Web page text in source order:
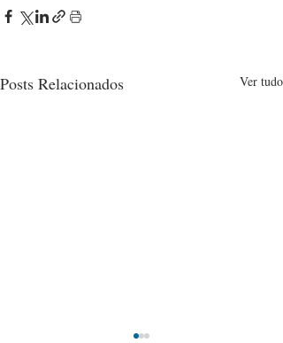
Posts Relacionados Ver tudo